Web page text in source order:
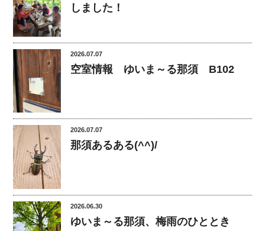
しました！
2026.07.07
空室情報 ゆいま～る那須 B102
2026.07.07
那須あるある(^^)/
2026.06.30
ゆいま～る那須、梅雨のひととき